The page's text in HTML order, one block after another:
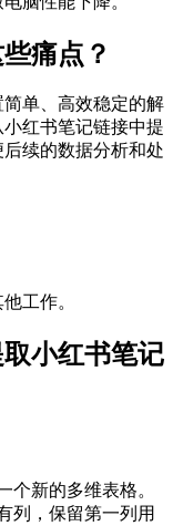
痛点？
单、高效稳定的解
红书笔记链接中提
续的数据分析和处
工作。
小红书笔记
个新的多维表格。
列，保留第一列用